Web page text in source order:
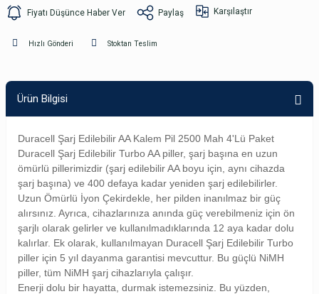
Fiyatı Düşünce Haber Ver Paylaş Karşılaştır
Hızlı Gönderi Stoktan Teslim
Ürün Bilgisi
Duracell Şarj Edilebilir AA Kalem Pil 2500 Mah 4'Lü Paket
Duracell Şarj Edilebilir Turbo AA piller, şarj başına en uzun
ömürlü pillerimizdir (şarj edilebilir AA boyu için, aynı cihazda
şarj başına) ve 400 defaya kadar yeniden şarj edilebilirler.
Uzun Ömürlü İyon Çekirdekle, her pilden inanılmaz bir güç
alırsınız. Ayrıca, cihazlarınıza anında güç verebilmeniz için ön
şarjlı olarak gelirler ve kullanılmadıklarında 12 aya kadar dolu
kalırlar. Ek olarak, kullanılmayan Duracell Şarj Edilebilir Turbo
piller için 5 yıl dayanma garantisi mevcuttur. Bu güçlü NiMH
piller, tüm NiMH şarj cihazlarıyla çalışır.
Enerji dolu bir hayatta, durmak istemezsiniz. Bu yüzden,